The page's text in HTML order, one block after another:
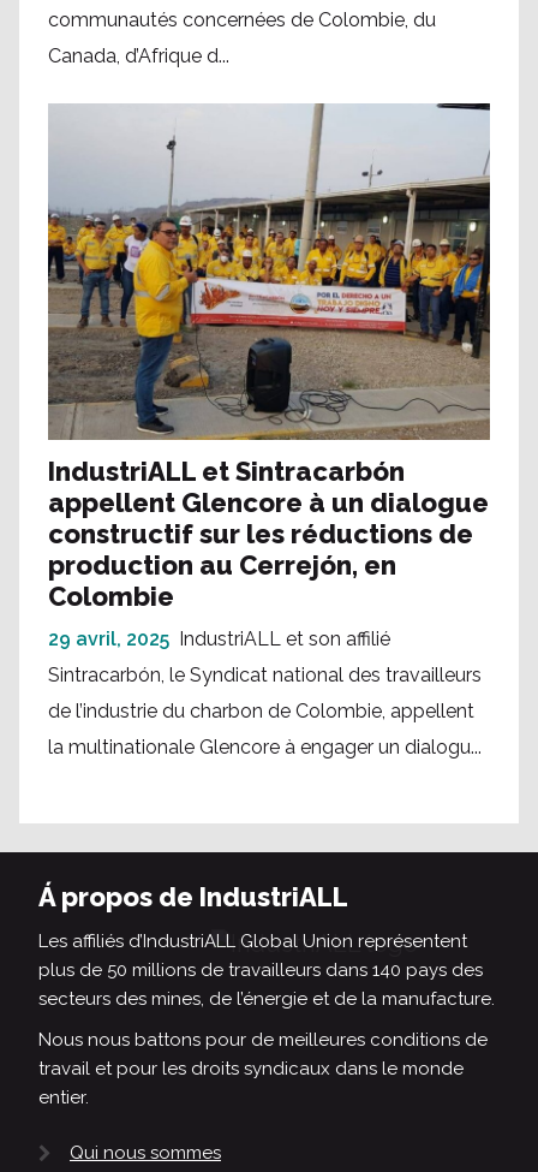
communautés concernées de Colombie, du
Canada, d’Afrique d...
IndustriALL et Sintracarbón
appellent Glencore à un dialogue
constructif sur les réductions de
production au Cerrejón, en
Colombie
29 avril, 2025 IndustriALL et son affilié
Sintracarbón, le Syndicat national des travailleurs
de l’industrie du charbon de Colombie, appellent
la multinationale Glencore à engager un dialogu...
Á propos de IndustriALL
Les affiliés d’IndustriALL Global Union représentent
plus de 50 millions de travailleurs dans 140 pays des
secteurs des mines, de l’énergie et de la manufacture.
Nous nous battons pour de meilleures conditions de
travail et pour les droits syndicaux dans le monde
entier.
Qui nous sommes